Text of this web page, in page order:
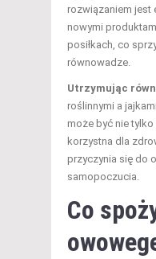
rozwiązaniem jest
nowymi
posiłkach, co
równowadze.
Utrzymując
roślinnymi a
może być nie
korzystna dla
przyczynia się do
samopoczucia.
Co